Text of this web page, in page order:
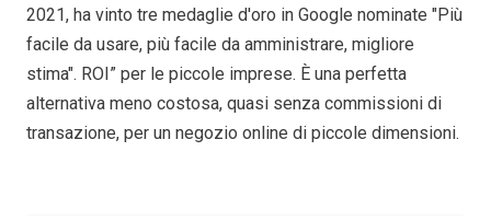
2021, ha vinto tre medaglie d'oro in Google nominate "Più
facile da usare, più facile da amministrare, migliore
stima". ROI” per le piccole imprese. È una perfetta
alternativa meno costosa, quasi senza commissioni di
transazione, per un negozio online di piccole dimensioni.